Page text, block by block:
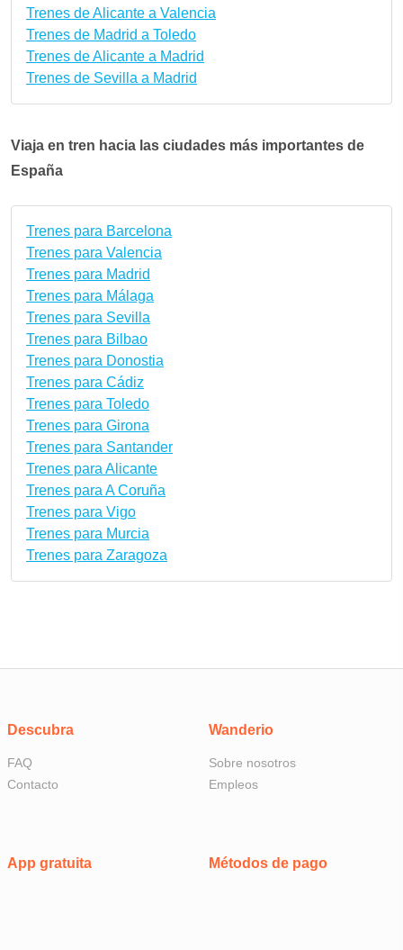
Trenes de Alicante a Valencia
Trenes de Madrid a Toledo
Trenes de Alicante a Madrid
Trenes de Sevilla a Madrid
Viaja en tren hacia las ciudades más importantes de
España
Trenes para Barcelona
Trenes para Valencia
Trenes para Madrid
Trenes para Málaga
Trenes para Sevilla
Trenes para Bilbao
Trenes para Donostia
Trenes para Cádiz
Trenes para Toledo
Trenes para Girona
Trenes para Santander
Trenes para Alicante
Trenes para A Coruña
Trenes para Vigo
Trenes para Murcia
Trenes para Zaragoza
Descubra
FAQ
Contacto
Wanderio
Sobre nosotros
Empleos
App gratuita Métodos de pago